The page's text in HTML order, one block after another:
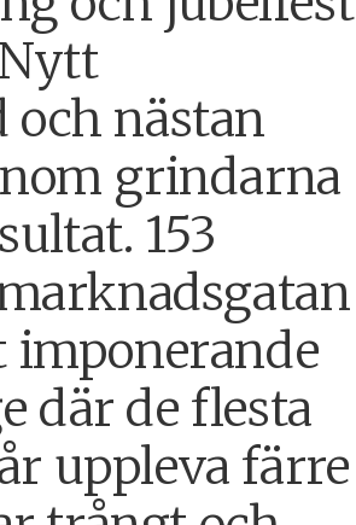
och nästan
grindarna
153
imponerande
där de flesta
uppleva färre